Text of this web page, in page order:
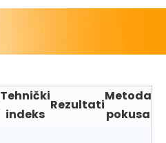
Tehnički
indeks
Rezultati
Metoda
pokusa